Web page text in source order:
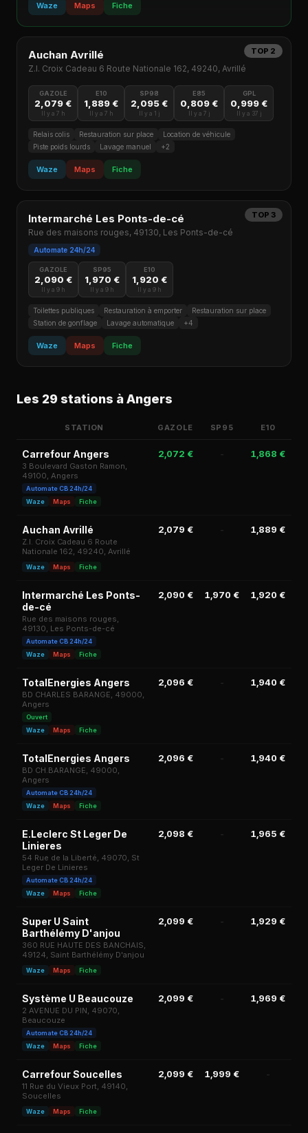
Waze Maps Fiche
TOP 2
Auchan Avrillé
Z.I. Croix Cadeau 6 Route Nationale 162, 49240, Avrillé
GAZOLE
2,079 €
Il y a 7 h
E10
1,889 €
Il y a 7 h
SP98
2,095 €
Il y a 1 j
E85
0,809 €
Il y a 7 j
GPL
0,999 €
Il y a 37 j
Relais colis Restauration sur place
Location de véhicule
Piste poids lourds
Lavage manuel +2
Waze Maps Fiche
TOP 3
Intermarché Les Ponts-de-cé
Rue des maisons rouges, 49130, Les Ponts-de-cé
Automate 24h/24
GAZOLE
2,090 €
Il y a 9 h
SP95
1,970 €
Il y a 9 h
E10
1,920 €
Il y a 9 h
Toilettes publiques Restauration à emporter
Restauration sur place
Station de gonflage
Lavage automatique +4
Waze Maps Fiche
Les 29 stations à Angers
STATION GAZOLE SP95 E10
Carrefour Angers
3 Boulevard Gaston Ramon,
49100, Angers
Automate CB 24h/24
Waze
Maps Fiche
2,072 € - 1,868 €
Auchan Avrillé
Z.I. Croix Cadeau 6 Route
Nationale 162, 49240, Avrillé
Waze Maps Fiche
2,079 € - 1,889 €
Intermarché Les Ponts-
de-cé
Rue des maisons rouges,
49130, Les Ponts-de-cé
Automate CB 24h/24
Waze
Maps Fiche
2,090 € 1,970 € 1,920 €
TotalEnergies Angers
BD CHARLES BARANGE, 49000,
Angers
Ouvert
Waze
Maps Fiche
2,096 € - 1,940 €
TotalEnergies Angers
BD CH.BARANGE, 49000,
Angers
Automate CB 24h/24
Waze
Maps Fiche
2,096 € - 1,940 €
E.Leclerc St Leger De
Linieres
54 Rue de la Liberté, 49070, St
Leger De Linieres
Automate CB 24h/24
Waze
Maps Fiche
2,098 € - 1,965 €
Super U Saint
Barthélémy D'anjou
360 RUE HAUTE DES BANCHAIS,
49124, Saint Barthélémy D'anjou
Waze Maps Fiche
2,099 € - 1,929 €
Système U Beaucouze
2 AVENUE DU PIN, 49070,
Beaucouze
Automate CB 24h/24
Waze
Maps Fiche
2,099 € - 1,969 €
Carrefour Soucelles
11 Rue du Vieux Port, 49140,
Soucelles
Waze Maps Fiche
2,099 € 1,999 € -